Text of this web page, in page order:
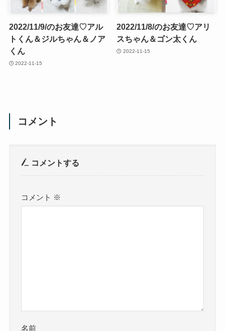
2022/11/9/のお友達♡アル
トくん＆ジルちゃん＆ノア
くん
2022-11-15
2022/11/8/のお友達♡アリ
スちゃん＆ゴン太くん
2022-11-15
コメント
コメントする
コメント ※
名前